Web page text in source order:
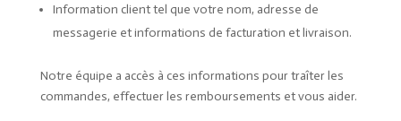
Information client tel que votre nom, adresse de
messagerie et informations de facturation et livraison.
Notre équipe a accès à ces informations pour traîter les
commandes, effectuer les remboursements et vous aider.